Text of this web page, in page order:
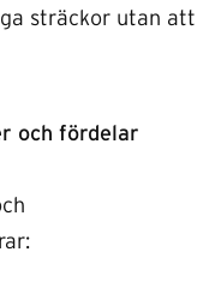
sträckor utan att
och fördelar